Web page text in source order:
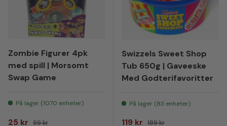
Zombie Figurer 4pk
med spill | Morsomt
Swap Game
På lager (1070 enheter)
Salgspris
25 kr Vanlig pris
99 kr
Swizzels Sweet Shop
Tub 650g | Gaveeske
Med Godterifavoritter
På lager (83 enheter)
Salgspris
119 kr Vanlig pris
189 kr